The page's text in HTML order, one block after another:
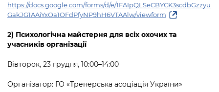
https://docs.google.com/forms/d/e/1FAIpQLSeCBYCK3scdbGzzyu
GakJG1AAiYxOa1OFdPfyNP9hH6VTAAlw/viewform
2) Психологічна майстерня для всіх охочих та
учасників організації
Вівторок, 23 грудня, 10:00–14:00
Організатор: ГО «Тренерська асоціація України»